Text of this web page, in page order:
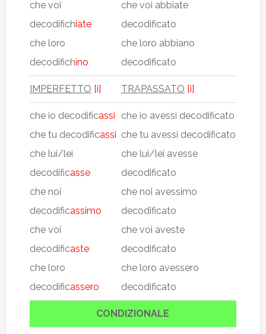
che voi
decodifichiate
che loro
decodifichino
che voi abbiate
decodificato
che loro abbiano
decodificato
IMPERFETTO [i] TRAPASSATO [i]
che io decodificassi
che tu decodificassi
che lui/lei
decodificasse
che noi
decodificassimo
che voi
decodificaste
che loro
decodificassero
che io avessi decodificato
che tu avessi decodificato
che lui/lei avesse
decodificato
che noi avessimo
decodificato
che voi aveste
decodificato
che loro avessero
decodificato
CONDIZIONALE